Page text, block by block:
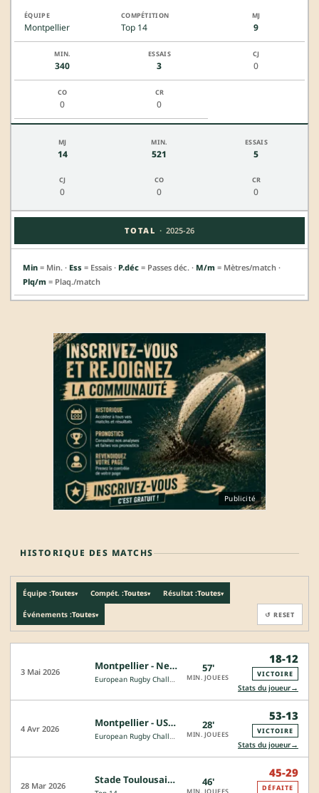
Montpellier Top 14 9
340 3 0
0 0
14 521 5
0 0 0
TOTAL · 2025-26
Min = Min. · Ess = Essais · P.déc = Passes déc. · M/m = Mètres/match ·
Plq/m = Plaq./match
Publicité
HISTORIQUE DES MATCHS
Équipe :Toutes▾ Compét. :Toutes▾ Résultat :Toutes▾
Événements :Toutes▾ ↺ RESET
3 Mai 2026 Montpellier - Newport Gwent Dragons
European Rugby Challenge Cup
57'
MIN. JOUEES
18-12
VICTOIRE
Stats du joueur→
4 Avr 2026 Montpellier - USAP
European Rugby Challenge Cup
28'
MIN. JOUEES
53-13
VICTOIRE
Stats du joueur→
28 Mar 2026 Stade Toulousain - Montpellier 46'
45-29
DÉFAITE